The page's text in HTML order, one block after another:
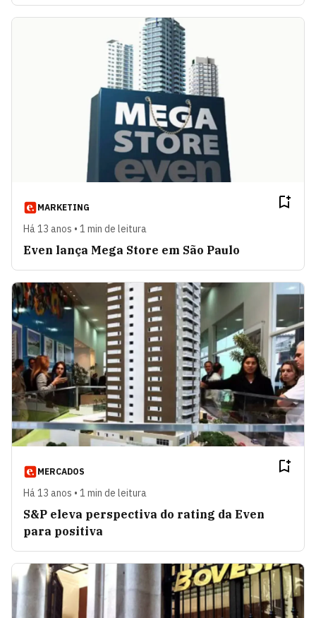
MARKETING
Há 13 anos • 1 min de leitura
Even lança Mega Store em São Paulo
MERCADOS
Há 13 anos • 1 min de leitura
S&P eleva perspectiva do rating da Even
para positiva